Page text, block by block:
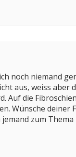
noch niemand
aus, weiss aber
Auf die
Wünsche deiner
zum Thema